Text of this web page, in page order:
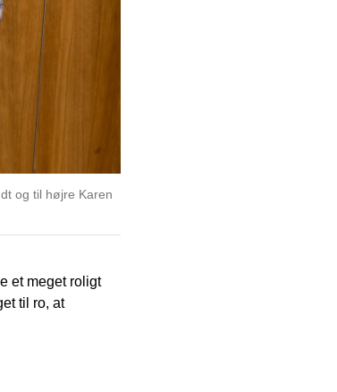
og til højre Karen
et meget roligt
til ro, at